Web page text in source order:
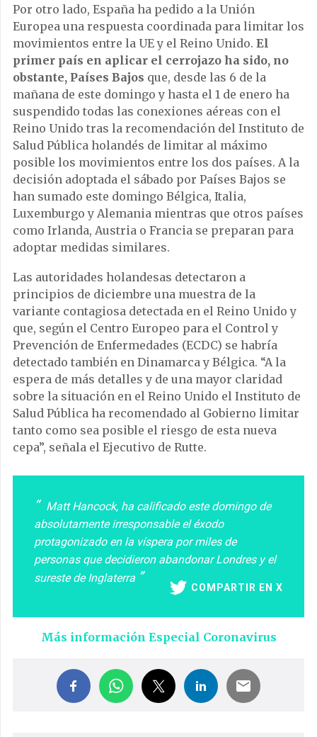
Por otro lado, España ha pedido a la Unión
Europea una respuesta coordinada para limitar los
movimientos entre la UE y el Reino Unido. El
primer país en aplicar el cerrojazo ha sido, no
obstante, Países Bajos que, desde las 6 de la
mañana de este domingo y hasta el 1 de enero ha
suspendido todas las conexiones aéreas con el
Reino Unido tras la recomendación del Instituto de
Salud Pública holandés de limitar al máximo
posible los movimientos entre los dos países. A la
decisión adoptada el sábado por Países Bajos se
han sumado este domingo Bélgica, Italia,
Luxemburgo y Alemania mientras que otros países
como Irlanda, Austria o Francia se preparan para
adoptar medidas similares.
Las autoridades holandesas detectaron a
principios de diciembre una muestra de la
variante contagiosa detectada en el Reino Unido y
que, según el Centro Europeo para el Control y
Prevención de Enfermedades (ECDC) se habría
detectado también en Dinamarca y Bélgica. “A la
espera de más detalles y de una mayor claridad
sobre la situación en el Reino Unido el Instituto de
Salud Pública ha recomendado al Gobierno limitar
tanto como sea posible el riesgo de esta nueva
cepa”, señala el Ejecutivo de Rutte.
Matt Hancock, ha calificado este domingo de
absolutamente irresponsable el éxodo
protagonizado en la víspera por miles de
personas que decidieron abandonar Londres y el
sureste de Inglaterra
COMPARTIR EN X
Más información Especial Coronavirus